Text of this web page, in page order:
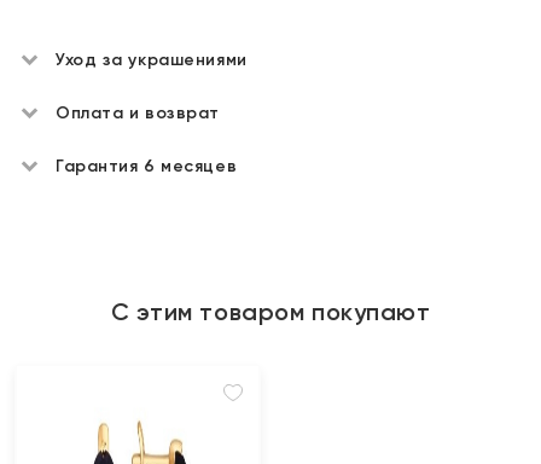
Уход за украшениями
Оплата и возврат
Гарантия 6 месяцев
С этим товаром покупают